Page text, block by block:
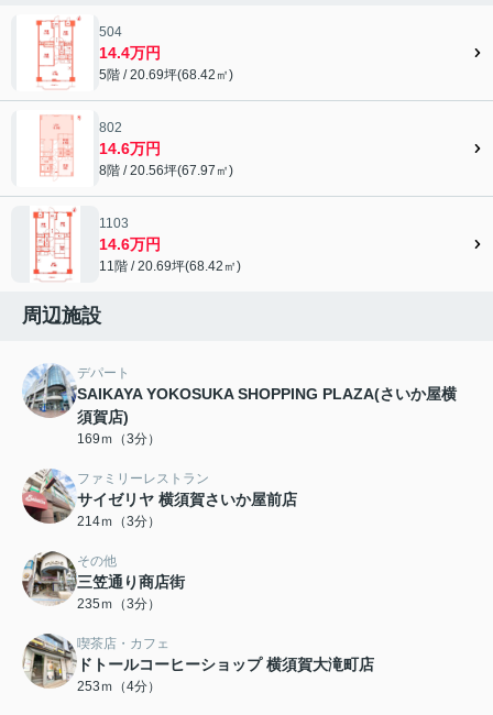
504
14.4万円
5階 / 20.69坪(68.42㎡)
802
14.6万円
8階 / 20.56坪(67.97㎡)
1103
14.6万円
11階 / 20.69坪(68.42㎡)
周辺施設
デパート
SAIKAYA YOKOSUKA SHOPPING PLAZA(さいか屋横
須賀店)
169ｍ（3分）
ファミリーレストラン
サイゼリヤ 横須賀さいか屋前店
214ｍ（3分）
その他
三笠通り商店街
235ｍ（3分）
喫茶店・カフェ
ドトールコーヒーショップ 横須賀大滝町店
253ｍ（4分）